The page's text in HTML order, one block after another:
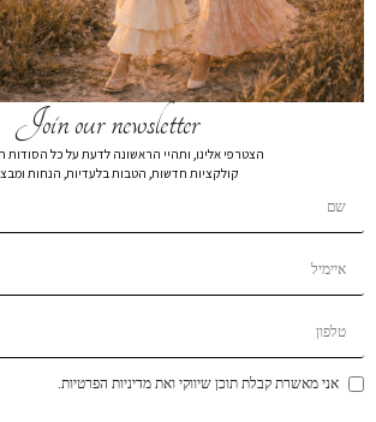
צבע
הוספה לסל
הוסף לרשימת המשאלות
תיאור קצר
Join our newsletter
הצטרפי אלינו, ותהיי הראשונה לדעת על כל הסודות
קולקציות חדשות, הטבות בלעדיות, הנחות
אני מאשרת קבלת תוכן שיווקי ואת מדיניות הפרטיות.